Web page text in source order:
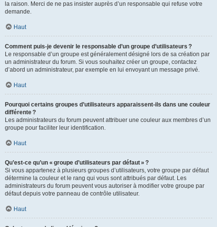
la raison. Merci de ne pas insister auprès d’un responsable qui refuse votre
demande.
Haut
Comment puis-je devenir le responsable d’un groupe d’utilisateurs ?
Le responsable d’un groupe est généralement désigné lors de sa création par
un administrateur du forum. Si vous souhaitez créer un groupe, contactez
d’abord un administrateur, par exemple en lui envoyant un message privé.
Haut
Pourquoi certains groupes d’utilisateurs apparaissent-ils dans une couleur
différente ?
Les administrateurs du forum peuvent attribuer une couleur aux membres d’un
groupe pour faciliter leur identification.
Haut
Qu’est-ce qu’un « groupe d’utilisateurs par défaut » ?
Si vous appartenez à plusieurs groupes d’utilisateurs, votre groupe par défaut
détermine la couleur et le rang qui vous sont attribués par défaut. Les
administrateurs du forum peuvent vous autoriser à modifier votre groupe par
défaut depuis votre panneau de contrôle utilisateur.
Haut